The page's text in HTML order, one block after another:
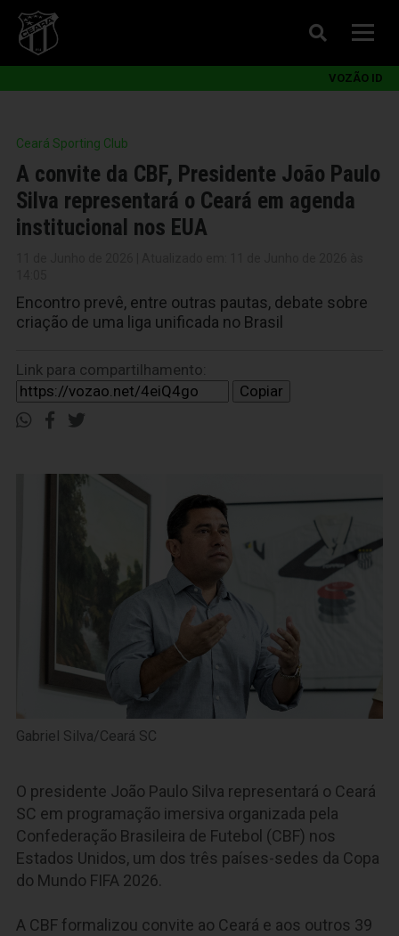
VOZÃO ID
Ceará Sporting Club
A convite da CBF, Presidente João Paulo
Silva representará o Ceará em agenda
institucional nos EUA
Encontro prevê, entre outras pautas, debate sobre
criação de uma liga unificada no Brasil
Link para compartilhamento:
Copiar
Gabriel Silva/Ceará SC
O presidente João Paulo Silva representará o Ceará
SC em programação imersiva organizada pela
Confederação Brasileira de Futebol (CBF) nos
Estados Unidos, um dos três países-sedes da Copa
do Mundo FIFA 2026.
A CBF formalizou convite ao Ceará e aos outros 39